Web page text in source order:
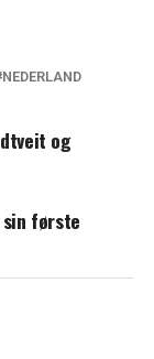
NEDERLAND
og
første